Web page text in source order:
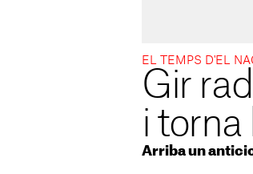
EL TEMPS D'EL
Gir
i torna
Arriba un